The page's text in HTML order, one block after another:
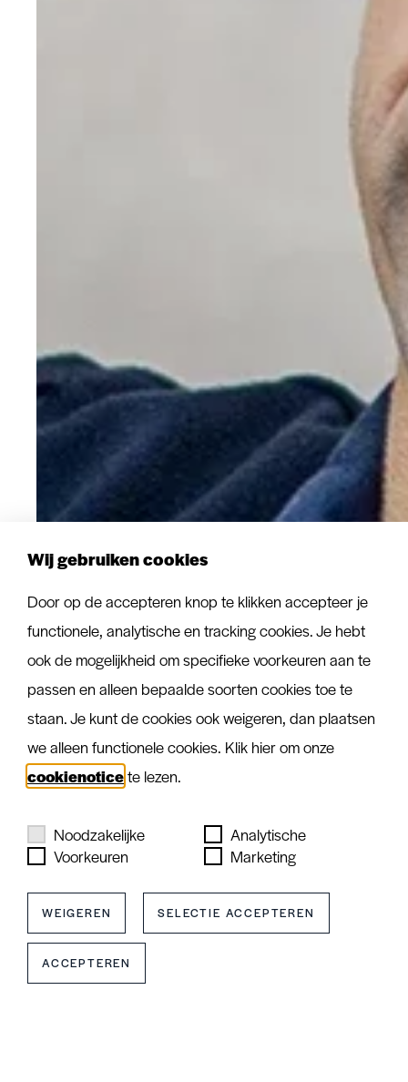
Wij gebruiken cookies
Door op de accepteren knop te klikken accepteer je
functionele, analytische en tracking cookies. Je hebt
ook de mogelijkheid om specifieke voorkeuren aan te
passen en alleen bepaalde soorten cookies toe te
staan. Je kunt de cookies ook weigeren, dan plaatsen
we alleen functionele cookies. Klik hier om onze
cookienoticete lezen.
Noodzakelijke
Analytische
Voorkeuren
Marketing
WEIGEREN SELECTIE ACCEPTEREN
ACCEPTEREN